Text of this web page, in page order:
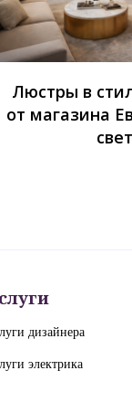
Люстры в
от магазина
свет
дизайнера
электрика